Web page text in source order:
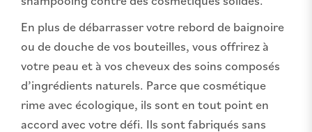
En plus de débarrasser votre rebord de baignoire
ou de douche de vos bouteilles, vous offrirez à
votre peau et à vos cheveux des soins composés
d’ingrédients naturels. Parce que cosmétique
rime avec écologique, ils sont en tout point en
accord avec votre défi. Ils sont fabriqués sans